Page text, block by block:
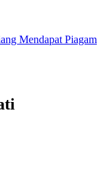
Mendapat Piagam